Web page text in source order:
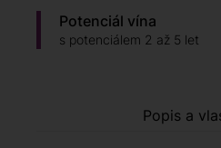
Potenciál vína
s potenciálem 2 až 5 let
Popis a